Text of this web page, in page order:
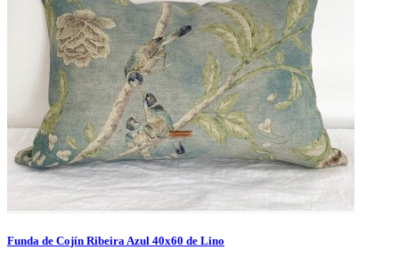
Funda de Cojín Ribeira Azul 40x60 de Lino